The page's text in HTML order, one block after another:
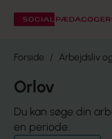
Forside Arbejdsliv
Orlov
Du kan søge din
en periode.